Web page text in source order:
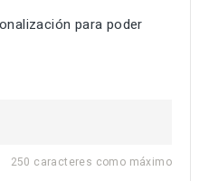
para poder
250 caracteres como máximo